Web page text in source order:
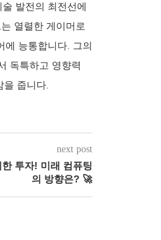
발전의 최전선에
열렬한 게이머로
능통합니다. 그의
독특하고 영향력
줍니다.
next post
투자! 미래 컴퓨팅
의 방향은? 🚀